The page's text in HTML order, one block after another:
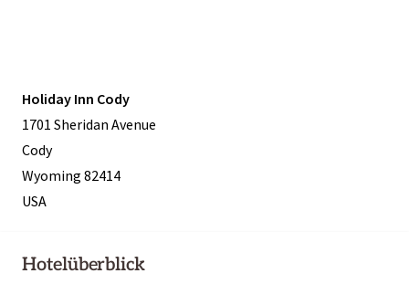
Holiday Inn Cody
1701 Sheridan Avenue
Cody
Wyoming 82414
USA
Hotelüberblick